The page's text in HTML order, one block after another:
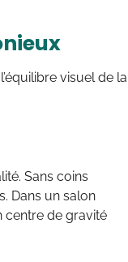
visuel de la
Sans coins
Dans un salon
centre de gravité